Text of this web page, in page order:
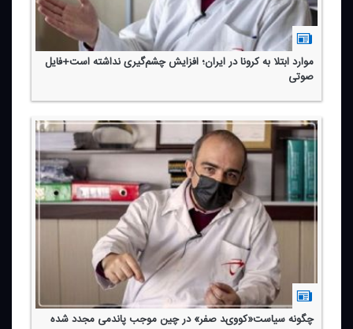
موارد ابتلا به كرونا در ایران؛ افزایش چشم‌گیری نداشته است+فایل
صوتی
چگونه سیاست«كووید صفر» در چین موجب پاندمی مجدد شده